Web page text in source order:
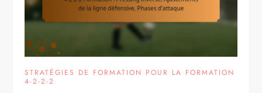
STRATÉGIES DE FORMATION POUR LA FORMATION
4-2-2-2